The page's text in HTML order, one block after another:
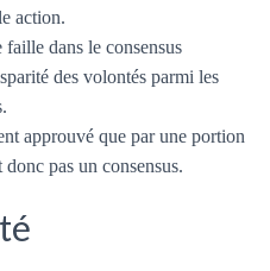
action.
dans le consensus
des volontés parmi les
approuvé que par une portion
pas un consensus.